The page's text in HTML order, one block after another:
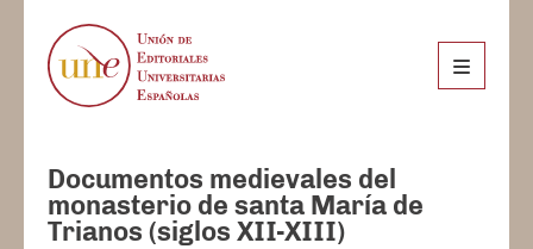
Documentos medievales del
monasterio de santa María de
Trianos (siglos XII-XIII)